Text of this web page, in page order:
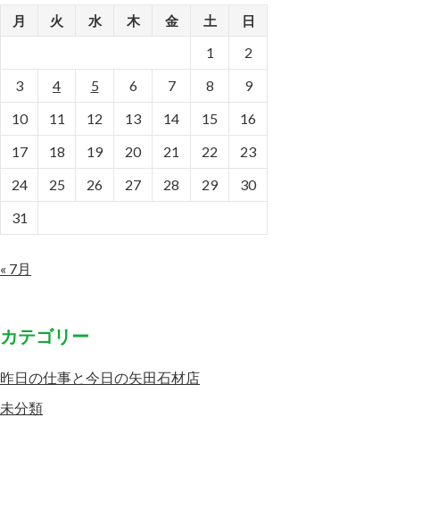
月
火 水 木 金 土 日
1
2
3
4 5 6 7 8
9
10
11 12 13 14 15
16
17
18 19 20 21 22
23
24
25 26 27 28 29
30
31
« 7月
カテゴリー
昨日の仕事と今日の矢田石材店
未分類